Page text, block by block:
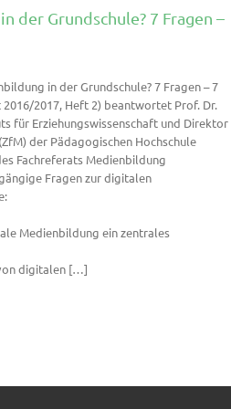
der Grundschule? 7 Fragen –
in der Grundschule? 7 Fragen – 7
2017, Heft 2) beantwortet Prof. Dr.
für Erziehungswissenschaft und Direktor
der Pädagogischen Hochschule
Fachreferats Medienbildung
Fragen zur digitalen
Medienbildung ein zentrales
digitalen […]